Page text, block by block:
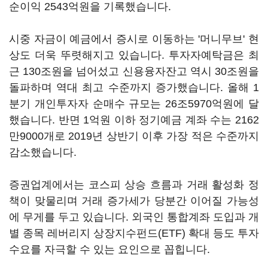
순이익 2543억원을 기록했습니다.
시중 자금이 예금에서 증시로 이동하는 '머니무브' 현
상도 더욱 뚜렷해지고 있습니다. 투자자예탁금은 최
근 130조원을 넘어섰고 신용융자잔고 역시 30조원을
돌파하며 역대 최고 수준까지 증가했습니다. 올해 1
분기 개인투자자 순매수 규모는 26조5970억원에 달
했습니다. 반면 1억원 이하 정기예금 계좌 수는 2162
만9000개로 2019년 상반기 이후 가장 적은 수준까지
감소했습니다.
증권업계에서는 코스피 상승 흐름과 거래 활성화 정
책이 맞물리며 거래 증가세가 당분간 이어질 가능성
에 무게를 두고 있습니다. 외국인 통합계좌 도입과 개
별 종목 레버리지 상장지수펀드(ETF) 확대 등도 투자
수요를 자극할 수 있는 요인으로 꼽힙니다.